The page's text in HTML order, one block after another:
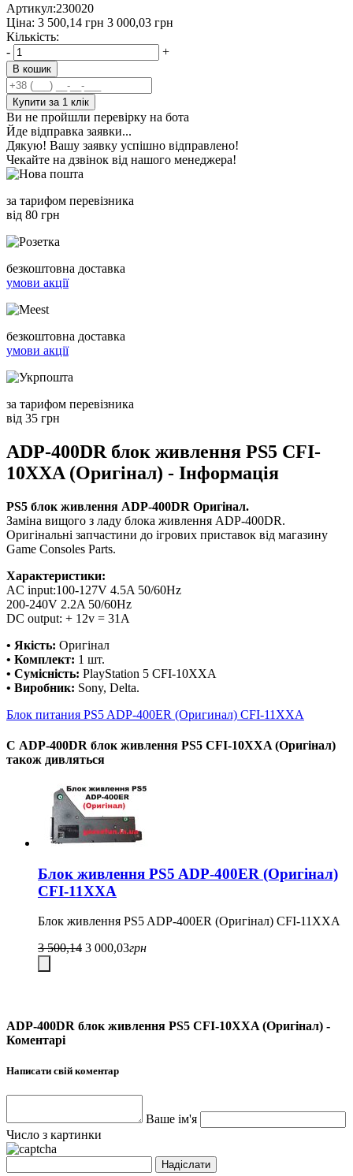
Артикул:230020
Ціна: 3 500,14 грн 3 000,03 грн
Кількість:
-
+
В кошик
Купити за 1 клiк
Ви не пройшли перевірку на бота
Йде відправка заявки...
Дякую! Вашу заявку успішно відправлено!
Чекайте на дзвінок від нашого менеджера!
за тарифом перевізника
від 80 грн
безкоштовна доставка
умови акції
безкоштовна доставка
умови акції
за тарифом перевізника
від 35 грн
ADP-400DR блок живлення PS5 CFI-
10XXA (Оригінал) - Інформація
PS5 блок живлення ADP-400DR Оригінал.
Заміна вищого з ладу блока живлення ADP-400DR.
Оригінальні запчастини до ігрових приставок від магазину
Game Consoles Parts.
Характеристики:
AC input:100-127V 4.5A 50/60Hz
200-240V 2.2A 50/60Hz
DC output: + 12v = 31A
• Якість: Оригінал
• Комплект: 1 шт.
• Сумісність: PlayStation 5 CFI-10XXA
• Виробник: Sony, Delta.
Блок питания PS5 ADP-400ER (Оригинал) CFI-11XXA
С ADP-400DR блок живлення PS5 CFI-10XXA (Оригінал)
також дивляться
Блок живлення PS5 ADP-400ER (Оригінал)
CFI-11XXA
Блок живлення PS5 ADP-400ER (Оригінал) CFI-11XXA
3 500,14 3 000,03грн
ADP-400DR блок живлення PS5 CFI-10XXA (Оригінал) -
Коментарі
Написати свій коментар
Ваше ім'я
Число з картинки